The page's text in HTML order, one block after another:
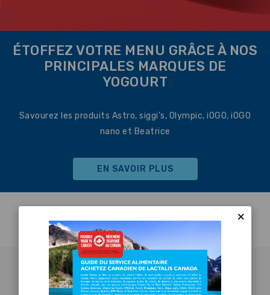
ÉTOFFEZ VOTRE MENU GRÂCE À NOS
PRINCIPALES MARQUES DE
YOGOURT
Savourez les produits Astro, siggi’s, Olympic, iOGO, iOGO
nano et Beatrice
EN SAVOIR PLUS
×